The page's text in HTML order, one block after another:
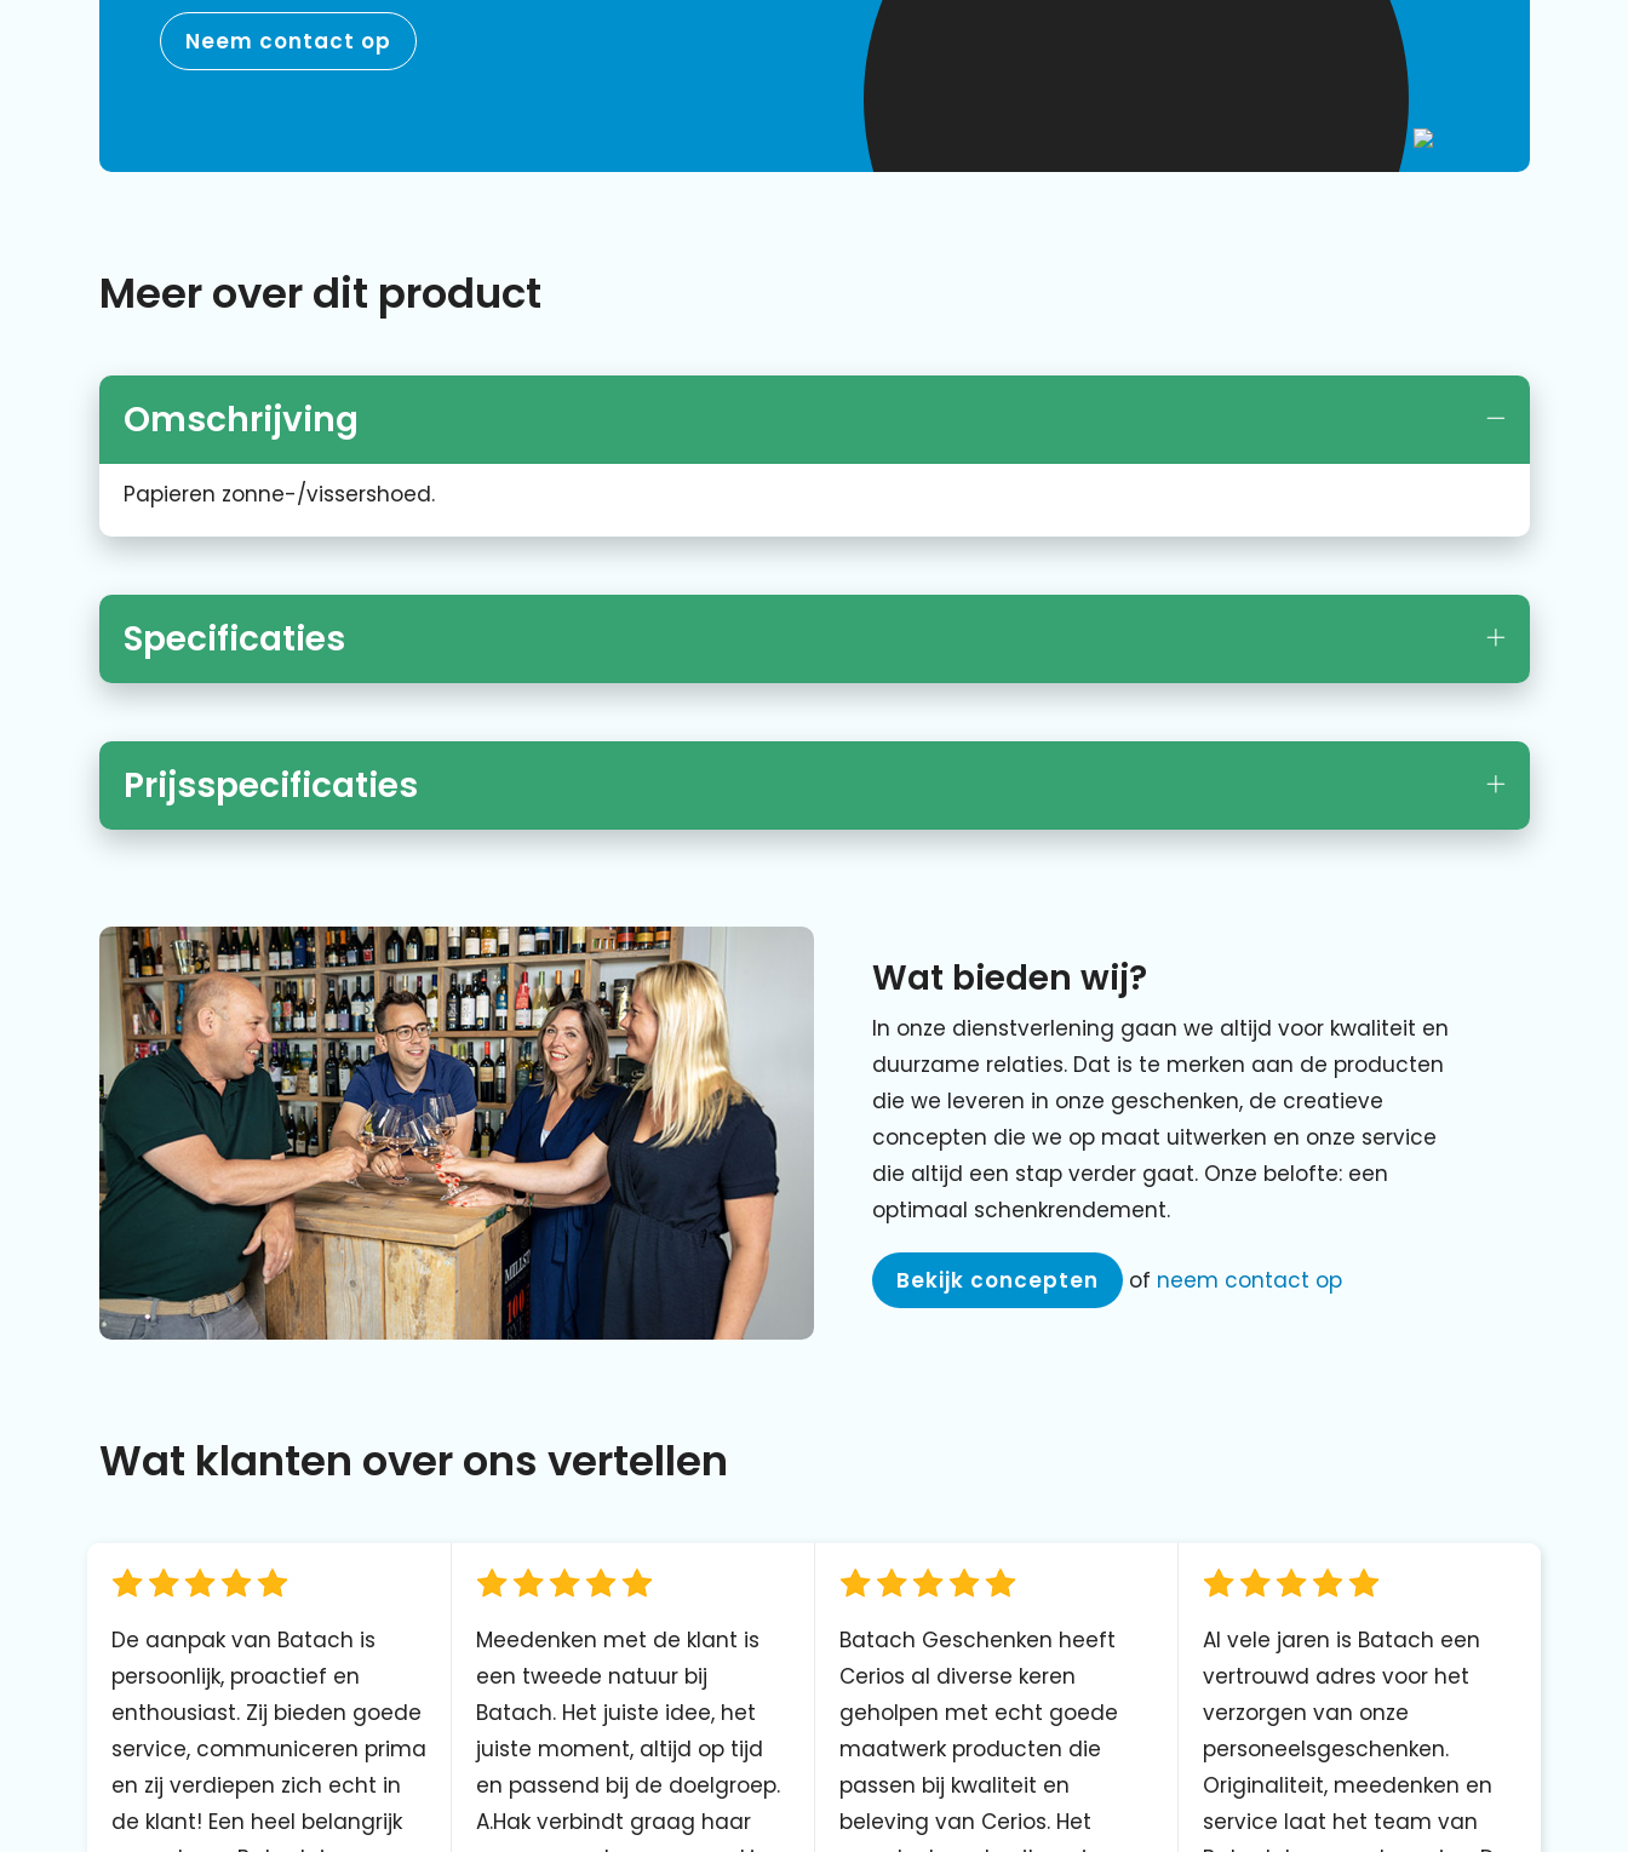
Neem contact op
Meer over dit product
Omschrijving
Papieren zonne-/vissershoed.
Specificaties
Prijsspecificaties
Wat bieden wij?
In onze dienstverlening gaan we altijd voor kwaliteit en
duurzame relaties. Dat is te merken aan de producten
die we leveren in onze geschenken, de creatieve
concepten die we op maat uitwerken en onze service
die altijd een stap verder gaat. Onze belofte: een
optimaal schenkrendement.
Bekijk concepten of neem contact op
Wat klanten over ons vertellen
De aanpak van Batach is
persoonlijk, proactief en
enthousiast. Zij bieden goede
service, communiceren prima
en zij verdiepen zich echt in
de klant! Een heel belangrijk
Meedenken met de klant is
een tweede natuur bij
Batach. Het juiste idee, het
juiste moment, altijd op tijd
en passend bij de doelgroep.
A.Hak verbindt graag haar
Batach Geschenken heeft
Cerios al diverse keren
geholpen met echt goede
maatwerk producten die
passen bij kwaliteit en
beleving van Cerios. Het
Al vele jaren is Batach een
vertrouwd adres voor het
verzorgen van onze
personeelsgeschenken.
Originaliteit, meedenken en
service laat het team van